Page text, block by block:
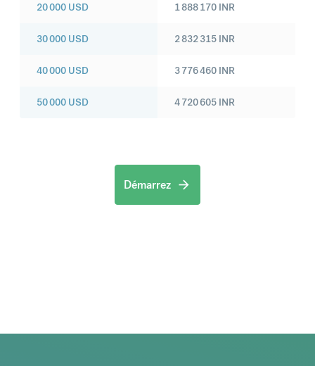
20 000 USD
30 000 USD
40 000 USD
50 000 USD
1 888 170 INR
2 832 315 INR
3 776 460 INR
4 720 605 INR
Démarrez